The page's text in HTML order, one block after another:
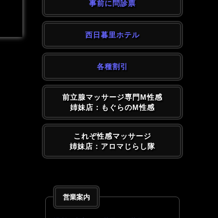
事前に問診票
西日暮里ホテル
各種割引
前立腺マッサージ専門M性感
姉妹店：もぐらのM性感
これぞ性感マッサージ
姉妹店：アロマじらし隊
営業案内